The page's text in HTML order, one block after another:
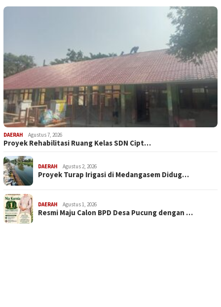
DAERAH Agustus 7, 2026
Proyek Rehabilitasi Ruang Kelas SDN Cipt…
DAERAH Agustus 2, 2026
Proyek Turap Irigasi di Medangasem Didug…
DAERAH Agustus 1, 2026
Resmi Maju Calon BPD Desa Pucung dengan …